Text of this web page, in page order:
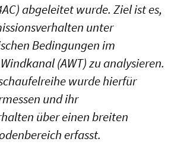
abgeleitet wurde. Ziel ist es,
unter
Bedingungen im
(AWT) zu analysieren.
wurde hierfür
und ihr
über einen breiten
erfasst.